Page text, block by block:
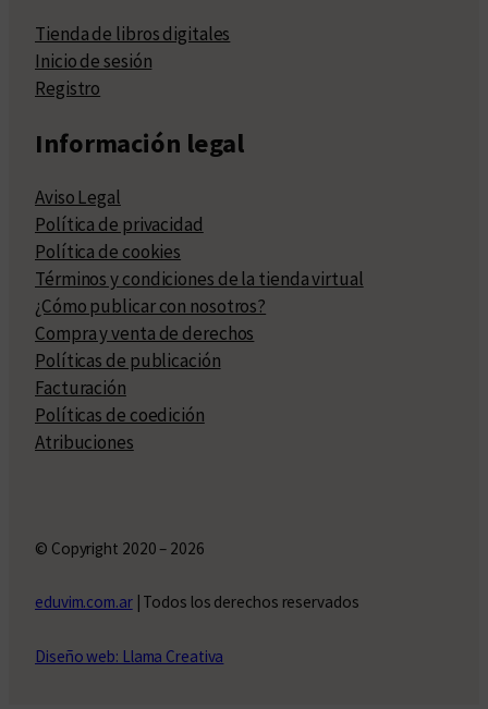
Tienda de libros digitales
Inicio de sesión
Registro
Información legal
Aviso Legal
Política de privacidad
Política de cookies
Términos y condiciones de la tienda virtual
¿Cómo publicar con nosotros?
Compra y venta de derechos
Políticas de publicación
Facturación
Políticas de coedición
Atribuciones
© Copyright 2020 – 2026
eduvim.com.ar| Todos los derechos reservados
Diseño web: Llama Creativa